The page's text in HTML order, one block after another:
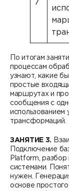
7
По итогам
процессам
узнают, какие
простые
маршрутах и
сообщения с
использованием
трансформаций.
ЗАНЯТИЕ 3.
Подключение
Platform,
системами.
нужен.
основе